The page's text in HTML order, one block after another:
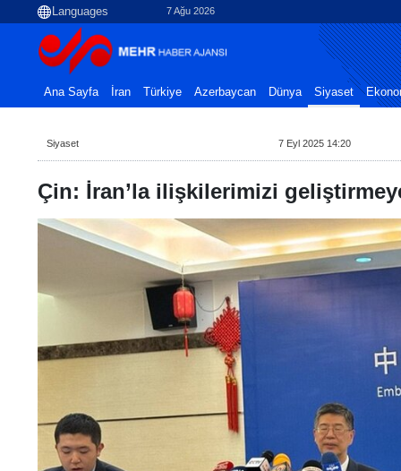
7 Ağu 2026
Ana Sayfa İran Türkiye Azerbaycan Dünya Siyaset
Siyaset 7 Eyl 2025 14:20
Çin: İran’la ilişkilerimizi